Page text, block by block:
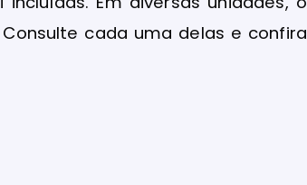
cada uma delas e confira